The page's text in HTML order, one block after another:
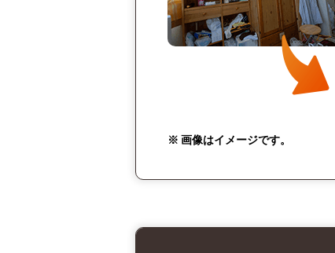
※ 画像はイメージです。